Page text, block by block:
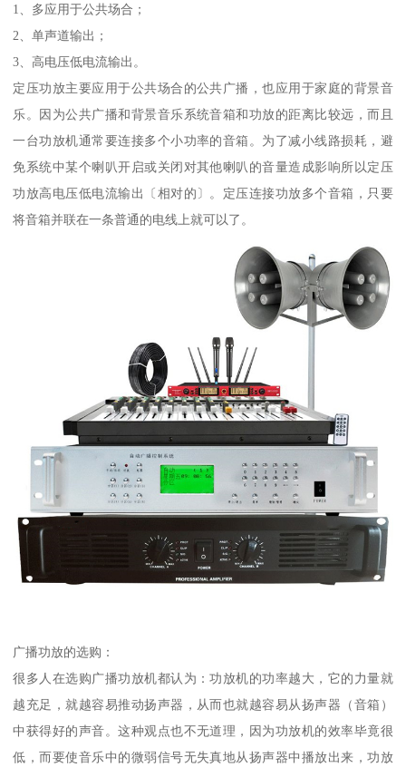
1、多应用于公共场合；
2、单声道输出；
3、高电压低电流输出。
定压功放主要应用于公共场合的公共广播，也应用于家庭的背景音
乐。因为公共广播和背景音乐系统音箱和功放的距离比较远，而且
一台功放机通常要连接多个小功率的音箱。为了减小线路损耗，避
免系统中某个喇叭开启或关闭对其他喇叭的音量造成影响所以定压
功放高电压低电流输出〔相对的〕。定压连接功放多个音箱，只要
将音箱并联在一条普通的电线上就可以了。
广播功放的选购：
很多人在选购广播功放机都认为：功放机的功率越大，它的力量就
越充足，就越容易推动扬声器，从而也就越容易从扬声器（音箱）
中获得好的声音。这种观点也不无道理，因为功放机的效率毕竟很
低，而要使音乐中的微弱信号无失真地从扬声器中播放出来，功放